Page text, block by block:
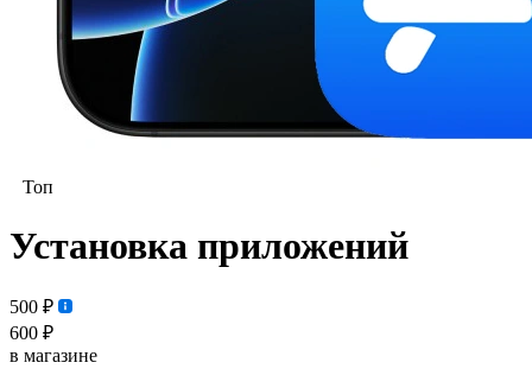
Топ
Установка приложений
500 ₽
600 ₽
в магазине